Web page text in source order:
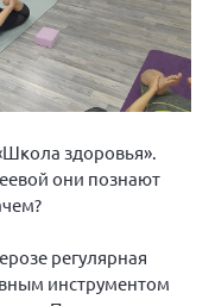
Н. Ф.
О.В.
здоровья».
они познают
регулярная
инструментом